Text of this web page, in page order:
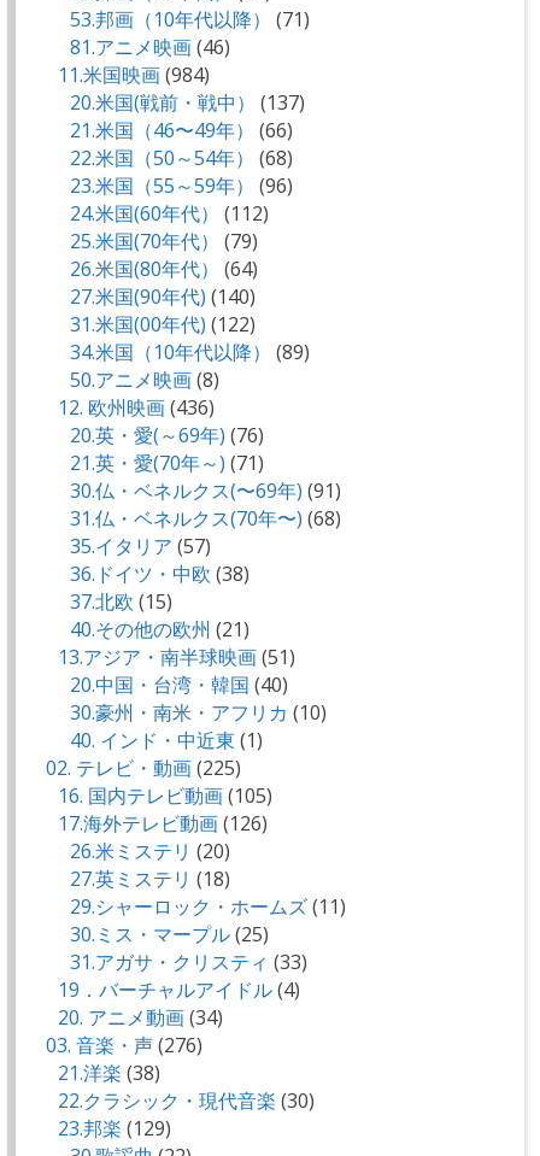
53.邦画（10年代以降）
(71)
81.アニメ映画(46)
11.米国映画(984)
20.米国(戦前・戦中）
(137)
21.米国（46〜49年）
(66)
22.米国（50～54年）
(68)
23.米国（55～59年）
(96)
24.米国(60年代）
(112)
25.米国(70年代）
(79)
26.米国(80年代）
(64)
27.米国(90年代) (140)
31.米国(00年代) (122)
34.米国（10年代以降）
(89)
50.アニメ映画(8)
12. 欧州映画(436)
20.英・愛(～69年) (76)
21.英・愛(70年～) (71)
30.仏・ベネルクス(〜69年) (91)
31.仏・ベネルクス(70年〜) (68)
35.イタリア (57)
36.ドイツ・中欧 (38)
37.北欧 (15)
40.その他の欧州 (21)
13.アジア・南半球映画(51)
20.中国・台湾・韓国 (40)
30.豪州・南米・アフリカ (10)
40. インド・中近東 (1)
02. テレビ・動画(225)
16. 国内テレビ動画(105)
17.海外テレビ動画(126)
26.米ミステリ (20)
27.英ミステリ (18)
29.シャーロック・ホームズ(11)
30.ミス・マープル(25)
31.アガサ・クリスティ (33)
19．バーチャルアイドル(4)
20. アニメ動画(34)
03. 音楽・声(276)
21.洋楽 (38)
22.クラシック・現代音楽 (30)
23.邦楽 (129)